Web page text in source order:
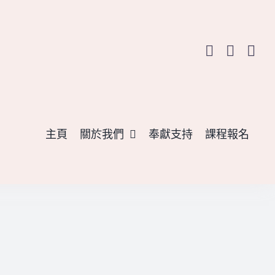
主頁 關於我們 奉獻支持 課程報名